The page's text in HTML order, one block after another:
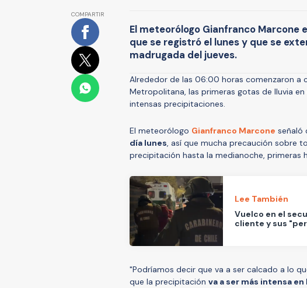
COMPARTIR
El meteorólogo Gianfranco Marcone
que se registró el lunes y que se
madrugada del jueves.
Alrededor de las 06:00 horas comenzaron a
Metropolitana, las primeras gotas de lluvia
intensas precipitaciones.
El meteorólogo Gianfranco Marcone señaló
día lunes, así que mucha precaución sobre
precipitación hasta la medianoche, primeras
Lee También
Vuelco en el
cliente y sus
"Podríamos decir que va a ser calcado a lo
que la precipitación va a ser más intensa